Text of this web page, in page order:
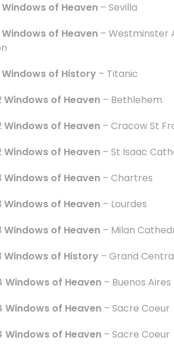
Windows of Heaven – Sevilla
Windows of Heaven – Westminster
Windows of History – Titanic
Windows of Heaven – Bethlehem
Windows of Heaven – Cracow St
Windows of Heaven – St Isaac
Windows of Heaven – Chartres
Windows of Heaven – Lourdes
Windows of Heaven – Milan
Windows of History – Grand
Windows of Heaven – Buenos Aires
Windows of Heaven – Sacre Coeur
Windows of Heaven – Sacre Coeur